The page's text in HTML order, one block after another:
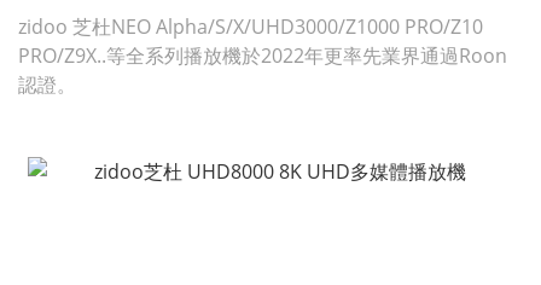
zidoo 芝杜NEO Alpha/S/X/UHD3000/Z1000 PRO/Z10
PRO/Z9X..等全系列播放機於2022年更率先業界通過Roon
認證。